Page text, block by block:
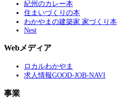
紀州のカレー本
住まいづくりの本
わかやまの建築家 家づくり本
Nest
Webメディア
ロカルわかやま
求人情報GOOD-JOB-NAVI
事業